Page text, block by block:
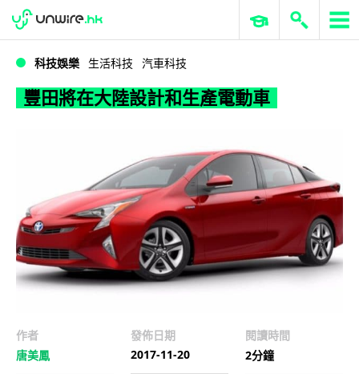
豐田將在大陸設計和生產電動車
WWDC 2026 ERP 與商業 AI
科技娛樂 生活科技 汽車科技
豐田將在大陸設計和生產電動車
作者
唐美鳳
發佈日期
2017-11-20
閱讀時間
2分鐘